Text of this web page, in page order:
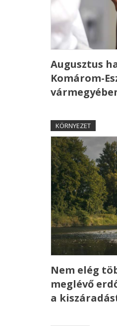
Augusztus
Komárom-
KÖRNYEZET
Nem elég
meglévő
a